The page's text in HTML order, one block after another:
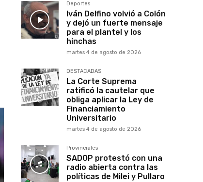
Deportes
Iván Delfino volvió a Colón
y dejó un fuerte mensaje
para el plantel y los
hinchas
martes 4 de agosto de 2026
DESTACADAS
La Corte Suprema
ratificó la cautelar que
obliga aplicar la Ley de
Financiamiento
Universitario
martes 4 de agosto de 2026
Provinciales
SADOP protestó con una
radio abierta contra las
políticas de Milei y Pullaro